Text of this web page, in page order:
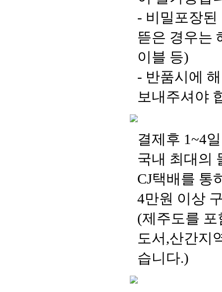
- 비밀포장된
뜯은 경우는
이블 등)
- 반품시에
보내주셔야
결제후 1~4
국내 최대의
CJ택배를 통
4만원 이상
(제주도를 포
도서,산간지
습니다.)